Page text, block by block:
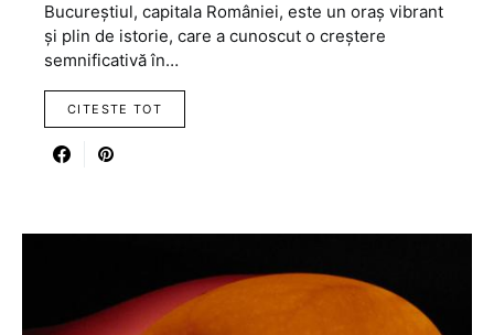
Bucureștiul, capitala României, este un oraș vibrant
și plin de istorie, care a cunoscut o creștere
semnificativă în…
CITESTE TOT